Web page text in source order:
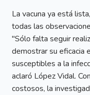
La vacuna ya está
todas las
"Sólo falta seguir
demostrar su eficacia
susceptibles a la
aclaró López Vidal.
costosos, la